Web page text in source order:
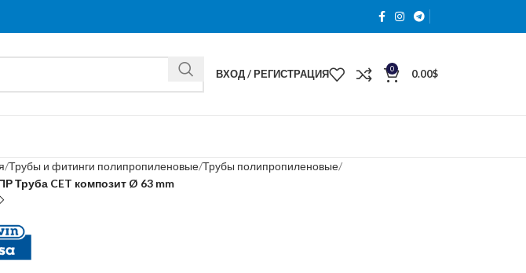
ВХОД / РЕГИСТРАЦИЯ 0 0.00$
Трубы и фитинги полипропиленовые Трубы полипропиленовые
Труба CET композит Ø 63 mm